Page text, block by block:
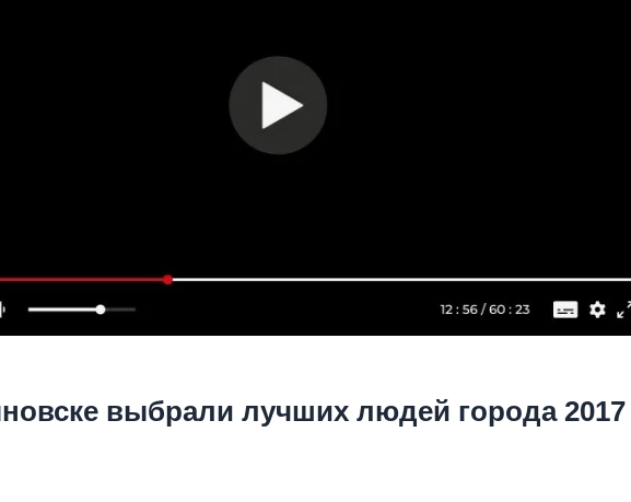
выбрали лучших людей города 2017